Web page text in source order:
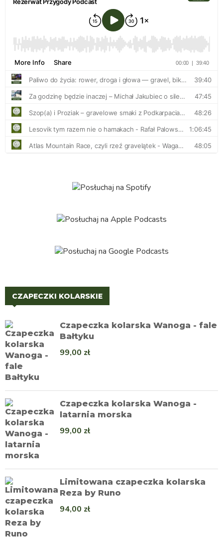
CZAPECZKI KOLARSKIE
Czapeczka kolarska Wanoga - fale
Bałtyku
99,00 zł
Czapeczka kolarska Wanoga -
latarnia morska
99,00 zł
Limitowana czapeczka kolarska
Reza by Runo
94,00 zł